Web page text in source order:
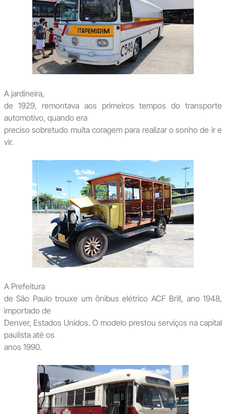
A jardineira,
de 1929, remontava aos primeiros tempos do transporte
automotivo, quando era
preciso sobretudo muita coragem para realizar o sonho de ir e
vir.
A Prefeitura
de São Paulo trouxe um ônibus elétrico ACF Brill, ano 1948,
importado de
Denver, Estados Unidos. O modelo prestou serviços na capital
paulista até os
anos 1990.